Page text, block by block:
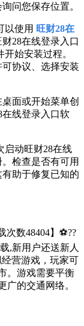
问您保存位置。
以使用 旺财28在
28在线登录入口
始安装过程。
协议、选择安装
面或开始菜单创
线登录入口软
启动旺财28在线
检查是否有可用
助于修复已知的
数48404】⚽??
,新用户还送新人
营游戏，玩家可
。游戏需要平衡
广的交通网络。